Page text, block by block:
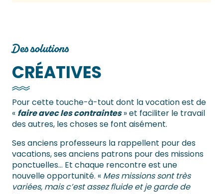
Des solutions
CRÉATIVES
Pour cette touche-à-tout dont la vocation est de
« faire avec les contraintes» et faciliter le travail
des autres, les choses se font aisément.
Ses anciens professeurs la rappellent pour des
vacations, ses anciens patrons pour des missions
ponctuelles… Et chaque rencontre est une
nouvelle opportunité. « Mes missions sont très
variées, mais c’est assez fluide et je garde de